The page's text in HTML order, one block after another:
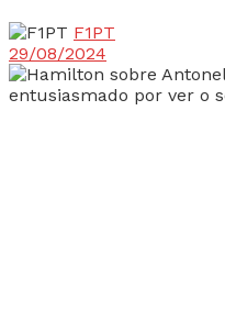
F1PT
29/08/2024